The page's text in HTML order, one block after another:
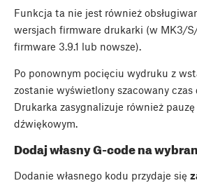
Funkcja ta nie jest również
wersjach firmware drukarki (w MK3/
firmware 3.9.1 lub nowsze).
Po ponownym pocięciu wydruku z
zostanie wyświetlony szacowany czas
Drukarka zasygnalizuje również pauzę
dźwiękowym.
Dodaj własny G-code na
Dodanie własnego kodu przydaje się